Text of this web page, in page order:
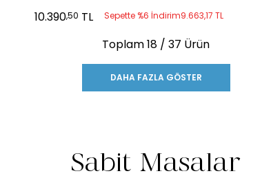
10.390,50 TL Sepette %6 İndirim9.663,17 TL
Toplam18 / 37 Ürün
DAHA FAZLA GÖSTER
Sabit Masalar